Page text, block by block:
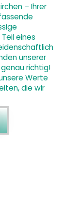
– Ihrer
eines
unserer
richtig!
Werte
die wir